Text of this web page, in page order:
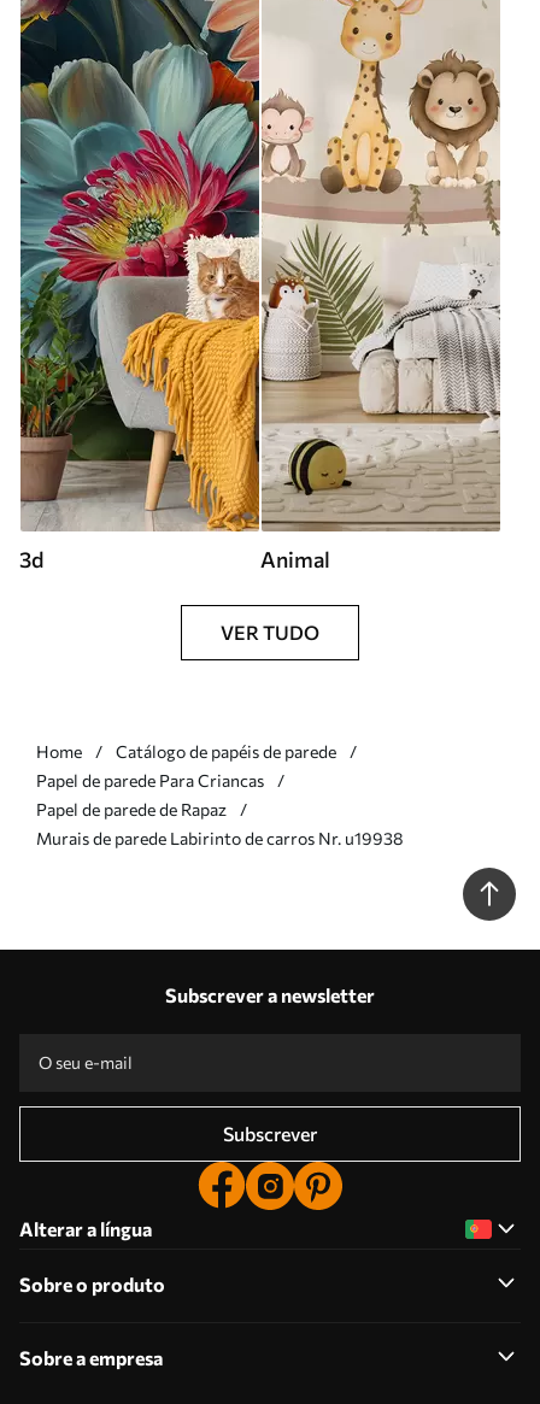
3d Animal
VER TUDO
Home
Catálogo de papéis de parede
Papel de parede Para Criancas
Papel de parede de Rapaz
Murais de parede Labirinto de carros Nr. u19938
Subscrever a newsletter
Subscrever
Alterar a língua
Sobre o produto
Sobre a empresa